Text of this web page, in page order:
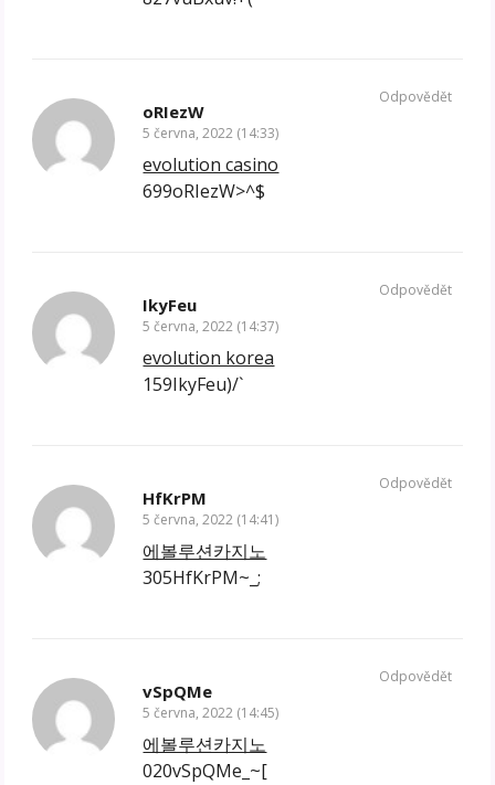
oRIezW
5 června, 2022 (14:33)
evolution casino
699oRIezW>^$
Odpovědět
IkyFeu
5 června, 2022 (14:37)
evolution korea
159IkyFeu)/`
Odpovědět
HfKrPM
5 června, 2022 (14:41)
에볼루션카지노
305HfKrPM~_;
Odpovědět
vSpQMe
5 června, 2022 (14:45)
에볼루션카지노
020vSpQMe_~[
Odpovědět